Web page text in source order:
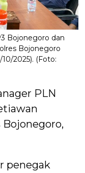
Bojonegoro dan
Bojonegoro
2025). (Foto:
PLN
penegak